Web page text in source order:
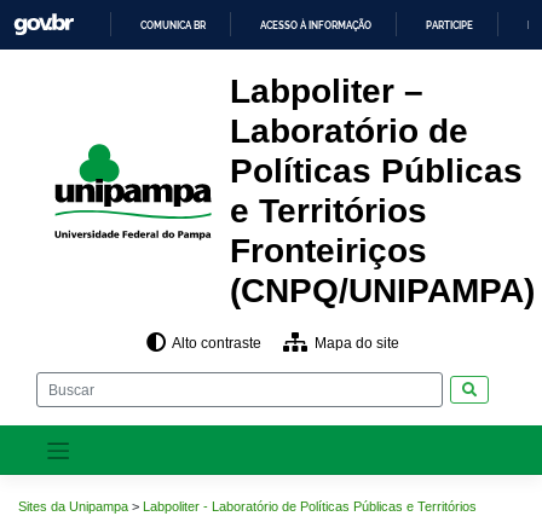
para
o
O
CONTEÚDO
COMUNICA BR ACESSO À INFORMAÇÃO PARTICIPE
Labpoliter –
Laboratório de
Políticas Públicas
e Territórios
Fronteiriços
(CNPQ/UNIPAMPA)
Alto contraste Mapa do site
Sites da Unipampa > Labpoliter - Laboratório de Políticas Públicas e Territórios